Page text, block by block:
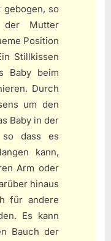
gebogen, so
Mutter
Position
Stillkissen
Baby beim
Durch
um den
Baby in der
so dass es
kann,
Arm oder
hinaus
für andere
Es kann
Bauch der